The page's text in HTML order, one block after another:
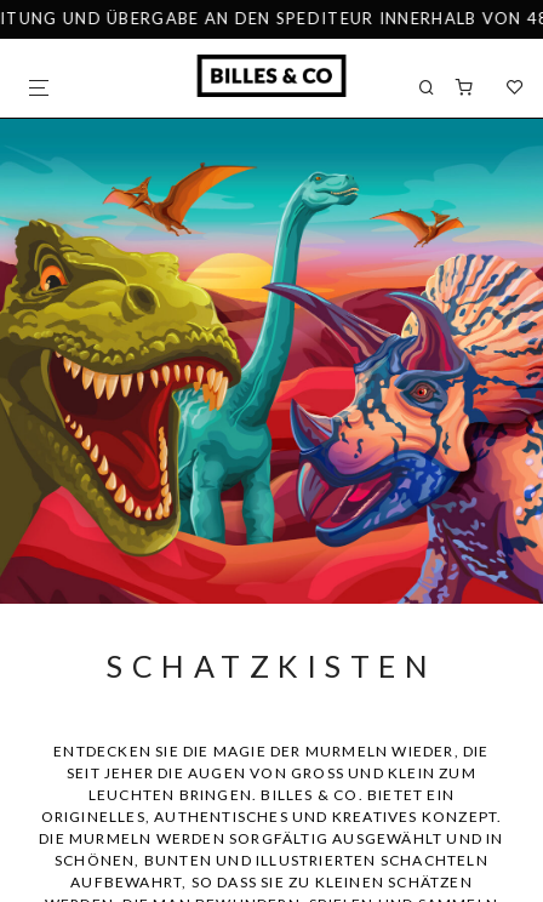
UND ÜBERGABE AN DEN SPEDITEUR INNERHALB VON
SCHATZKISTEN
ENTDECKEN SIE DIE MAGIE DER MURMELN WIEDER, DIE
SEIT JEHER DIE AUGEN VON GROSS UND KLEIN ZUM
LEUCHTEN BRINGEN. BILLES & CO. BIETET EIN
ORIGINELLES, AUTHENTISCHES UND KREATIVES KONZEPT.
DIE MURMELN WERDEN SORGFÄLTIG AUSGEWÄHLT UND IN
SCHÖNEN, BUNTEN UND ILLUSTRIERTEN SCHACHTELN
AUFBEWAHRT, SO DASS SIE ZU KLEINEN SCHÄTZEN